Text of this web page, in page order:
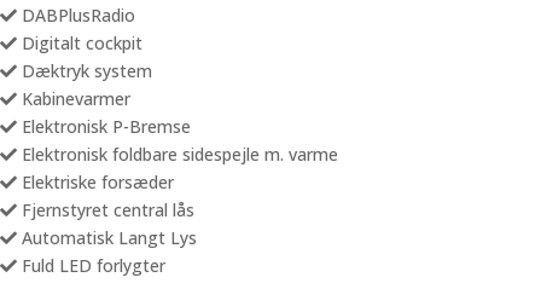
DABPlusRadio
Digitalt cockpit
Dæktryk system
Kabinevarmer
Elektronisk P-Bremse
Elektronisk foldbare sidespejle m. varme
Elektriske forsæder
Fjernstyret central lås
Automatisk Langt Lys
Fuld LED forlygter